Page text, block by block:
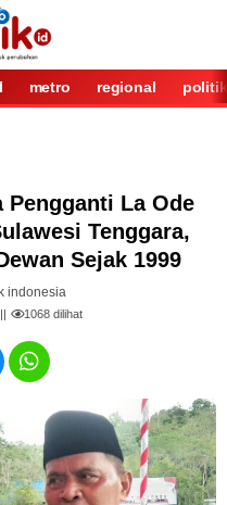
metro regional politik
Pengganti La Ode
Tenggara,
Sejak 1999
indonesia
1068 dilihat